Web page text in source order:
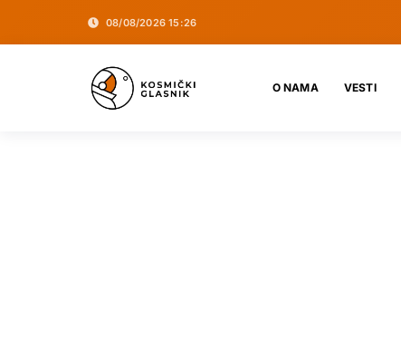
08/08/2026 15:26
O NAMA VESTI